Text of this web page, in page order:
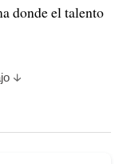
donde el talento